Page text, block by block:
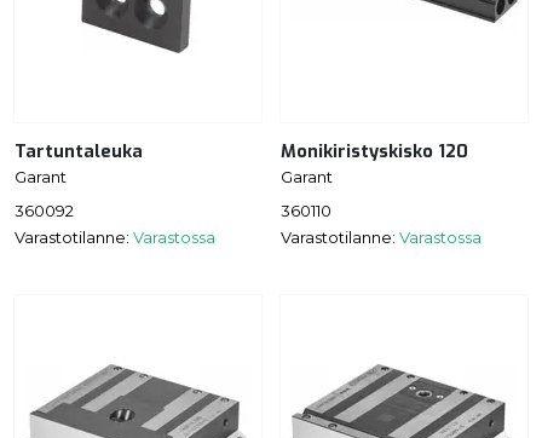
Tartuntaleuka
Garant
360092
Varastotilanne: Varastossa
Monikiristyskisko 120
Garant
360110
Varastotilanne: Varastossa